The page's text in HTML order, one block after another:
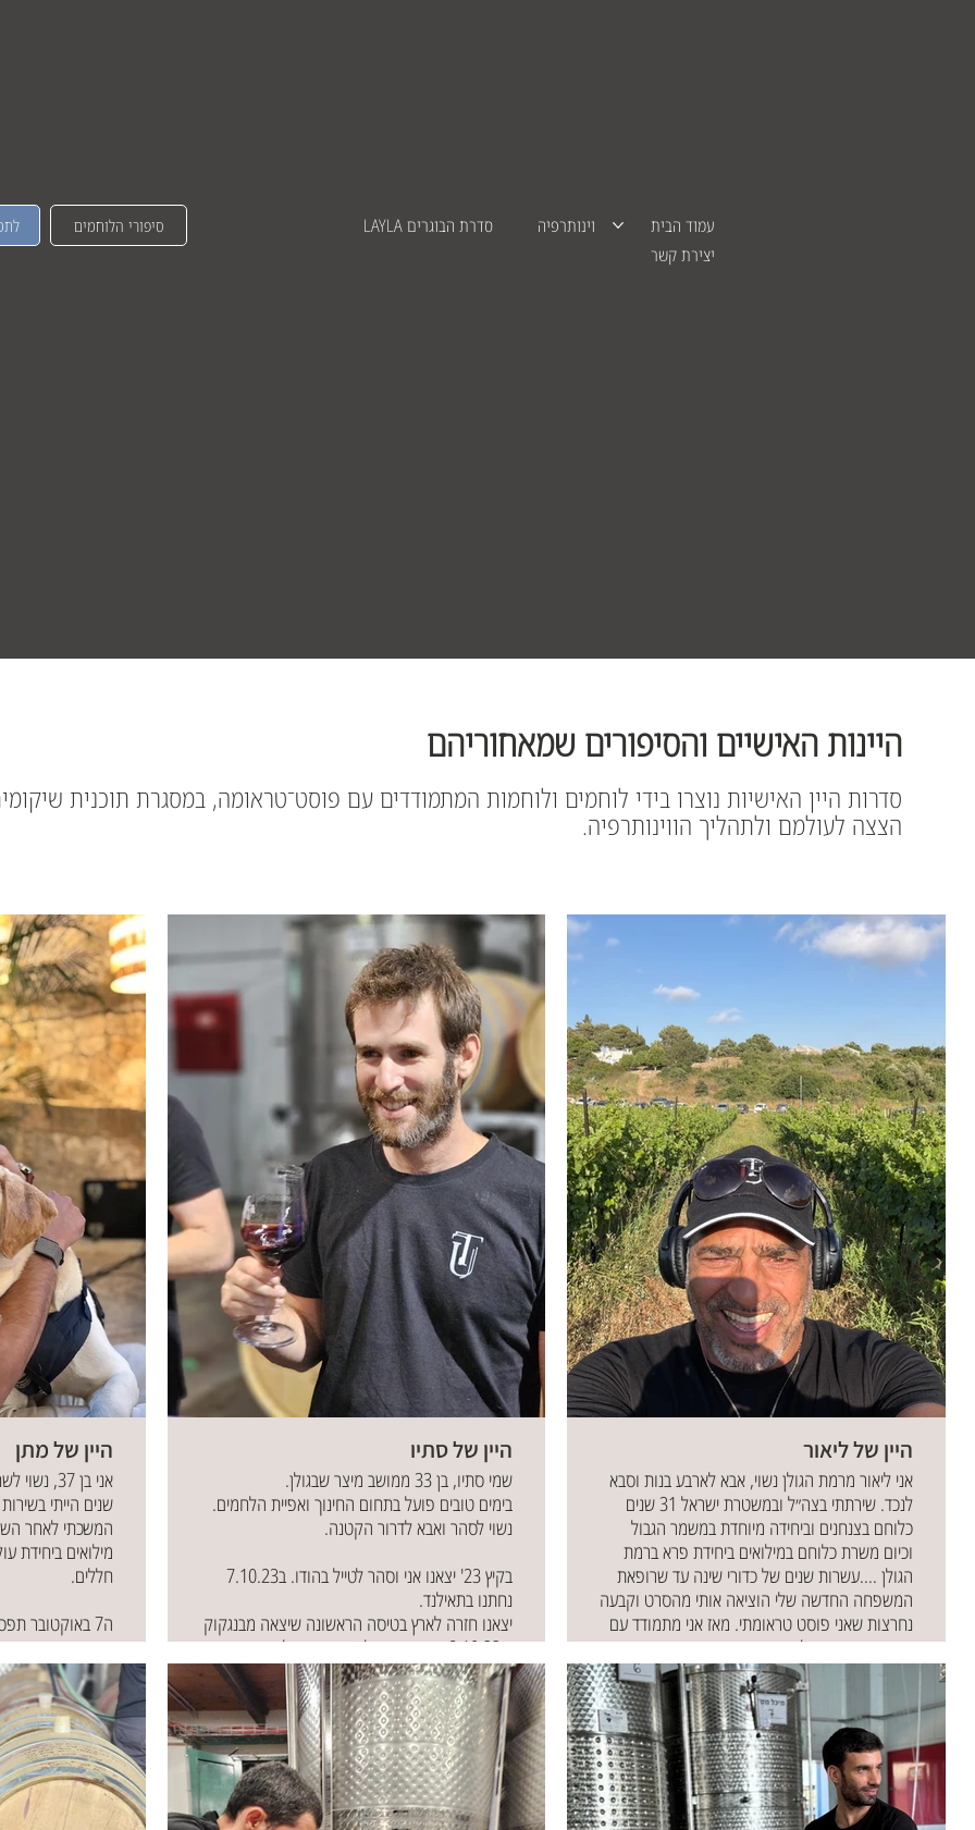
סיפורי הלוחמים עמוד הבית וינותרפיה
סדרת הבוגרים LAYLA
יצירת קשר
היינות האישיים והסיפורים שמאחוריהם
סדרות היין האישיות נוצרו בידי לוחמים ולוחמות המתמודדים עם פוסט־טראומה, במסגרת תוכנית
הצצה לעולמם ולתהליך הווינותרפיה.
היין של ליאור
אני ליאור מרמת הגולן נשוי, אבא לארבע בנות וסבא
לנכד. שירתתי בצה״ל ובמשטרת ישראל 31 שנים
כלוחם בצנחנים וביחידה מיוחדת במשמר הגבול
וכיום משרת כלוחם במילואים ביחידת פרא ברמת
הגולן ….עשרות שנים של כדורי שינה עד שרופאת
המשפחה החדשה שלי הוציאה אותי מהסרט וקבעה
נחרצות שאני פוסט טראומתי. מאז אני מתמודד עם
שינה מקוטעת וחלקית ועייפות מצטברת שגורמת
לחוסר אנרגיה. לקחתי את עצמי בידיים ואני ממלא
את הימים שלי ברכיבת סוסים, ביוגה תרפיה, במעגלי
שיח, טיולים בטבע וגולת הכותרת במסע היין
המדהים .שהכניס תקווה ענקית לחיי
לסיפור המלא
היין של סתיו
שמי סתיו, בן 33 ממושב מיצר שבגולן.
בימים טובים פועל בתחום החינוך ואפיית הלחמים.
נשוי לסהר ואבא לדרור הקטנה.
בקיץ 23' יצאנו אני וסהר לטייל בהודו. ב7.10.23
נחתנו בתאילנד.
יצאנו חזרה לארץ בטיסה הראשונה שיצאה מבנגקוק
וב8.10.23 בערב התחיילתי ביחידה שלי.
לאחר כחודש, וכמה אירועי לחימה מורכבים,
השתחררתי.
הלחימה נשארה איתי ומאז הכל שונה.
לסיפור המלא
היין של מתן
אני בן
שנים הייתי
המשכתי לאחר
מילואים ביחידת
חללים.
ה7 באוקטובר
כמו סכין בבטן
שלי ובסוף אני
ובניסיון להבין
הפורץ הזה.
בזכות הסביבה שלי
מנסה לעשות את
וליצור. עם כל
העובדה שיש מחר.